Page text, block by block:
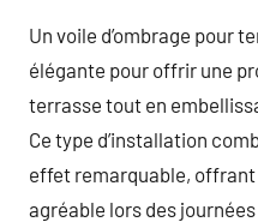
Un voile d’ombrage pour
élégante pour offrir une
terrasse tout en
Ce type d’installation
effet remarquable, offrant
agréable lors des